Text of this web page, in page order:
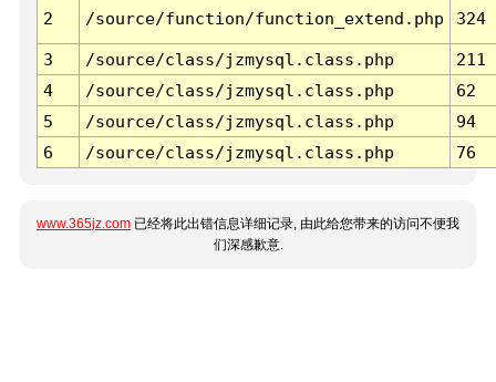
2 /source/function/function_extend.php 324
3 /source/class/jzmysql.class.php
211
4
/source/class/jzmysql.class.php
62
5
/source/class/jzmysql.class.php
94
6
/source/class/jzmysql.class.php 76
www.365jz.com 已经将此出错信息详细记录, 由此给您带来的访问不便我
们深感歉意.